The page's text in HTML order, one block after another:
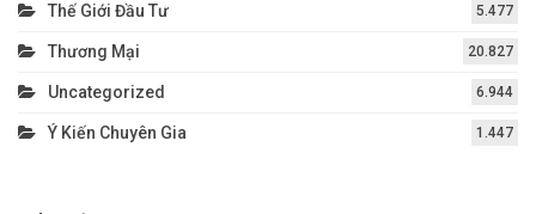
Thế Giới Đầu Tư 5.477
Thương Mại 20.827
Uncategorized 6.944
Ý Kiến Chuyên Gia 1.447